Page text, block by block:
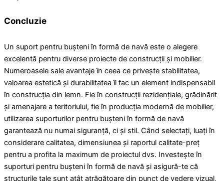
Concluzie
Un suport pentru bușteni în formă de navă este o alegere
excelentă pentru diverse proiecte de construcții și mobilier.
Numeroasele sale avantaje în ceea ce privește stabilitatea,
valoarea estetică și durabilitatea îl fac un element indispensabil
în construcția din lemn. Fie în construcții rezidențiale, grădinărit
și amenajare a teritoriului, fie în producția modernă de mobilier,
utilizarea suporturilor pentru bușteni în formă de navă
garantează nu numai siguranță, ci și stil. Când selectați, luați în
considerare calitatea, dimensiunea și raportul calitate-preț
pentru a profita la maximum de proiectul dvs. Investește în
suporturi pentru bușteni în formă de navă și asigură-te că
structurile tale sunt atât atrăgătoare din punct de vedere vizual,